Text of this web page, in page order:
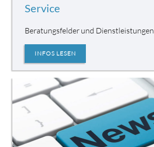
Service
Beratungsfelder und Dienstleistungen
INFOS LESEN